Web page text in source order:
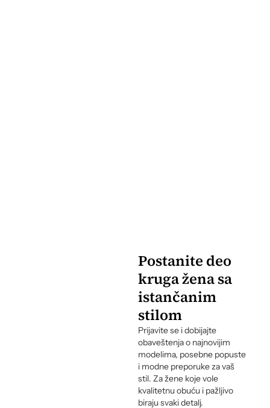
Postanite deo
kruga žena sa
istančanim
stilom
Prijavite se i dobijajte
obaveštenja o najnovijim
modelima, posebne popuste
i modne preporuke za vaš
stil. Za žene koje vole
kvalitetnu obuću i pažljivo
biraju svaki detalj.